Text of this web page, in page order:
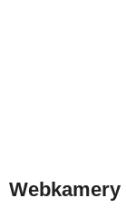
Webkamery